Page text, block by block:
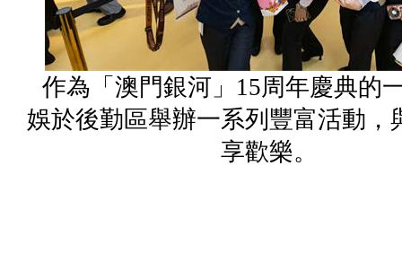
作為「澳門銀河」15周年慶典的
娛於後勤區舉辦一系列豐富活動，
享歡樂。